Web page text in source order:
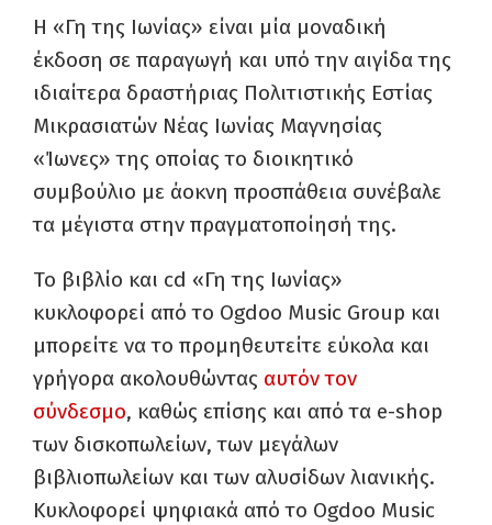
Η «Γη της Ιωνίας» είναι μία μοναδική
έκδοση σε παραγωγή και υπό την αιγίδα της
ιδιαίτερα δραστήριας Πολιτιστικής Εστίας
Μικρασιατών Νέας Ιωνίας Μαγνησίας
«Ίωνες» της οποίας το διοικητικό
συμβούλιο με άοκνη προσπάθεια συνέβαλε
τα μέγιστα στην πραγματοποίησή της.
Το βιβλίο και cd «Γη της Ιωνίας»
κυκλοφορεί από το Ogdoo Music Group και
μπορείτε να τo προμηθευτείτε εύκολα και
γρήγορα ακολουθώντας αυτόν τον
σύνδεσμο, καθώς επίσης και από τα e-shop
των δισκοπωλείων, των μεγάλων
βιβλιοπωλείων και των αλυσίδων λιανικής.
Kυκλοφορεί ψηφιακά από το Ogdoo Music